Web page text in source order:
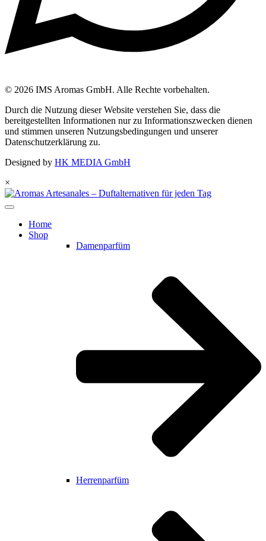
© 2026 IMS Aromas GmbH. Alle Rechte vorbehalten.
Durch die Nutzung dieser Website verstehen Sie, dass die
bereitgestellten Informationen nur zu Informationszwecken dienen
und stimmen unseren Nutzungsbedingungen und unserer
Datenschutzerklärung zu.
Designed by HK MEDIA GmbH
×
Home
Shop
Damenparfüm
Herrenparfüm